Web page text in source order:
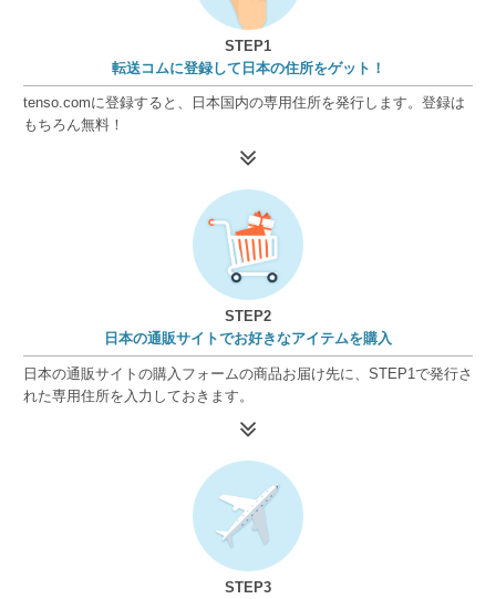
STEP1
転送コムに登録して日本の住所をゲット！
tenso.comに登録すると、日本国内の専用住所を発行します。登録は
もちろん無料！
STEP2
日本の通販サイトでお好きなアイテムを購入
日本の通販サイトの購入フォームの商品お届け先に、STEP1で発行さ
れた専用住所を入力しておきます。
STEP3